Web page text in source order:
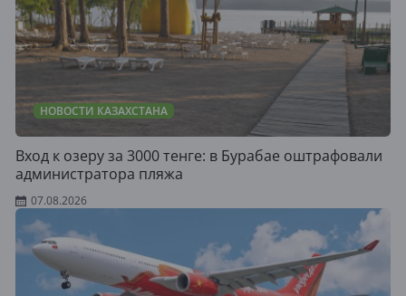
НОВОСТИ КАЗАХСТАНА
Вход к озеру за 3000 тенге: в Бурабае оштрафовали
администратора пляжа
07.08.2026